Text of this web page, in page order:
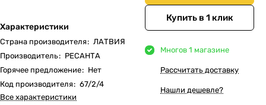
Характеристики
Страна производителя: ЛАТВИЯ
Производитель: РЕСАНТА
Горячее предложение: Нет
Код производителя: 67/2/4
Все характеристики
Купить в 1 клик
Многов 1 магазине
Рассчитать доставку
Нашли дешевле?